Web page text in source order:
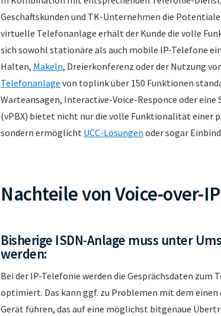
Geschäftskunden und TK-Unternehmen die
virtuelle Telefonanlage erhält der Kunde die volle
sich sowohl stationäre als auch mobile IP-Telefone
Halten, Makeln, Dreierkonferenz oder der Nutzung
Telefonanlage von toplink über 150 Funktionen
Warteansagen, Interactive-Voice-Responce oder
(vPBX) bietet nicht nur die volle Funktionalität einer
sondern ermöglicht UCC-Lösungen oder sogar
Nachteile von Voice-over-
Bisherige ISDN-Anlage muss unter
werden:
Bei der IP-Telefonie werden die Gesprächsdaten
optimiert. Das kann ggf. zu Problemen mit dem
Gerät führen, das auf eine möglichst bitgenaue